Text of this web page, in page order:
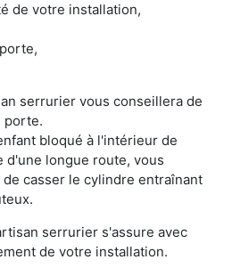
de votre installation,
serrurier vous conseillera de
porte.
bloqué à l'intérieur de
longue route, vous
casser le cylindre entraînant
serrurier s'assure avec
de votre installation.